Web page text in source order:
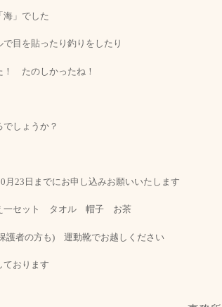
海」でした
目を貼ったり釣りをしたり
！ たのしかったね！
しょうか？
日までにお申し込みお願いいたします
一セット タオル 帽子 お茶
護者の方も) 運動靴でお越しください
ております